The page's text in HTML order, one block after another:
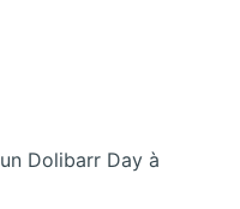
Dolibarr Day à